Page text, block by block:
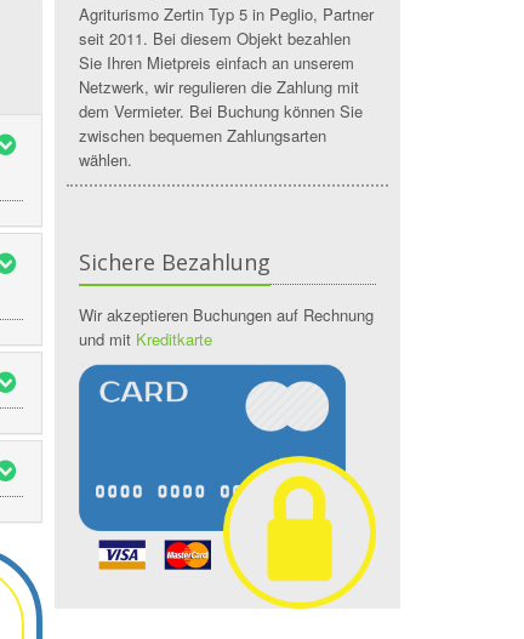
Agriturismo Zertin Typ 5 in Peglio, Partner
seit 2011. Bei diesem Objekt bezahlen
Sie Ihren Mietpreis einfach an unserem
Netzwerk, wir regulieren die Zahlung mit
dem Vermieter. Bei Buchung können Sie
zwischen bequemen Zahlungsarten
wählen.
Sichere Bezahlung
Wir akzeptieren Buchungen auf Rechnung
und mit Kreditkarte